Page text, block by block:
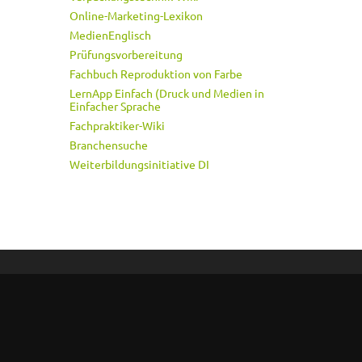
Online-Marketing-Lexikon
MedienEnglisch
Prüfungsvorbereitung
Fachbuch Reproduktion von Farbe
LernApp Einfach (Druck und Medien in
Einfacher Sprache
Fachpraktiker-Wiki
Branchensuche
Weiterbildungsinitiative DI